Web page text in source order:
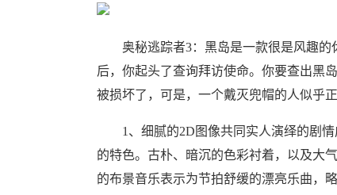
奥秘逃踪者3：黑岛是一款很是风趣的
后，你起头了查询拜访使命。你要查出黑
被损坏了，可是，一个戴灭兜帽的人似乎
1、细腻的2D图像共同实人演绎的剧情
的特色。古朴、暗沉的色彩衬着，以及大
的布景音乐表示为节拍舒缓的漂亮乐曲，